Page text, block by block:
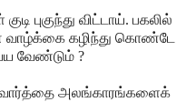
புகுந்து விட்டாய். பகலில்
கழிந்து கொண்டே
வேண்டும் ?
வார்த்தை அலங்காரங்களைக்